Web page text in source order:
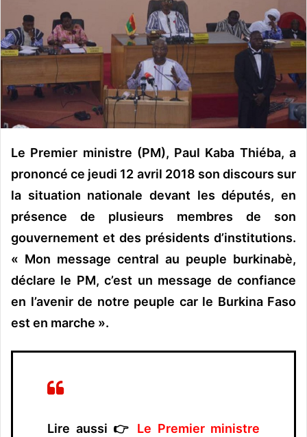
n
o
u
i
Le Premier ministre (PM), Paul Kaba Thiéba, a
prononcé ce jeudi 12 avril 2018 son discours sur
la situation nationale devant les députés, en
présence de plusieurs membres de son
gouvernement et des présidents d’institutions.
« Mon message central au peuple burkinabè,
déclare le PM, c’est un message de confiance
en l’avenir de notre peuple car le Burkina Faso
est en marche ».
Lire aussi 👉 Le Premier ministre